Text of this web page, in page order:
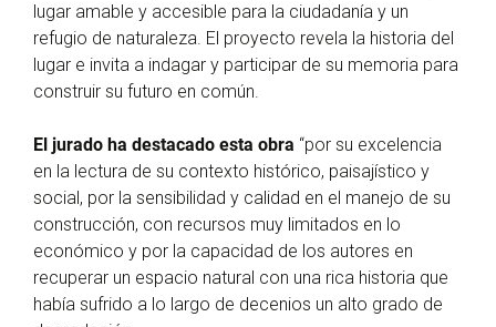
lugar amable y accesible para la ciudadanía y un
refugio de naturaleza. El proyecto revela la historia del
lugar e invita a indagar y participar de su memoria para
construir su futuro en común.
El jurado ha destacado esta obra “por su excelencia
en la lectura de su contexto histórico, paisajístico y
social, por la sensibilidad y calidad en el manejo de su
construcción, con recursos muy limitados en lo
económico y por la capacidad de los autores en
recuperar un espacio natural con una rica historia que
había sufrido a lo largo de decenios un alto grado de